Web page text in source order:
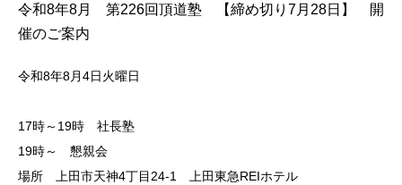
令和8年8月 第226回頂道塾 【締め切り7月28日】 開
催のご案内
令和8年8月4日火曜日
17時～19時 社長塾
19時～ 懇親会
場所 上田市天神4丁目24-1 上田東急REIホテル